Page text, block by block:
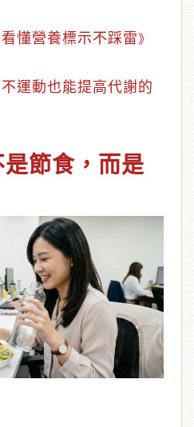
懂營養標示不踩雷》
運動也能提高代謝的
節食，而是